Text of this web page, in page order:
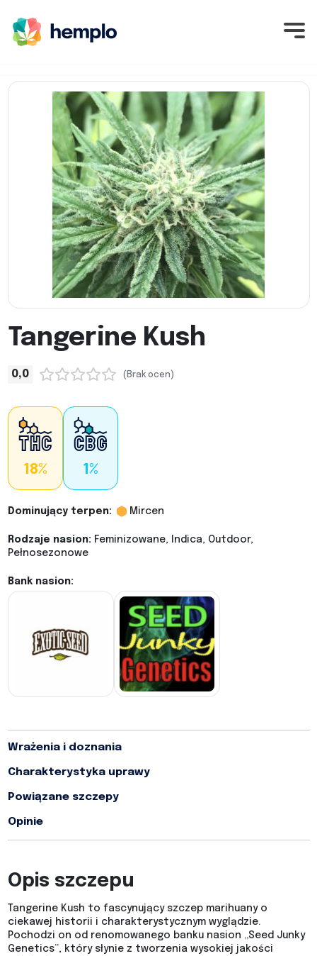
Tangerine Kush
0,0 (Brak ocen)
18% 1%
Dominujący terpen: Mircen
Rodzaje nasion: Feminizowane, Indica, Outdoor,
Pełnosezonowe
Bank nasion:
Wrażenia i doznania
Charakterystyka uprawy
Powiązane szczepy
Opinie
Opis szczepu
Tangerine Kush to fascynujący szczep marihuany o
ciekawej historii i charakterystycznym wyglądzie.
Pochodzi on od renomowanego banku nasion „Seed Junky
Genetics”, który słynie z tworzenia wysokiej jakości